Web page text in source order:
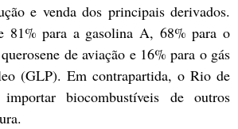
e venda dos principais derivados.
81% para a gasolina A, 68% para o
de aviação e 16% para o gás
(GLP). Em contrapartida, o Rio de
biocombustíveis de outros